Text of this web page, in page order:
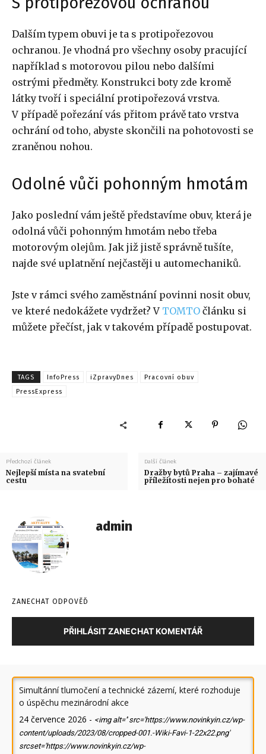
Dalším typem obuvi je ta s protipořezovou
ochranou. Je vhodná pro všechny osoby pracující
například s motorovou pilou nebo dalšími
ostrými předměty. Konstrukci boty zde kromě
látky tvoří i speciální protipořezová vrstva.
V případě pořezání vás přitom právě tato vrstva
ochrání od toho, abyste skončili na pohotovosti se
zraněnou nohou.
Odolné vůči pohonným hmotám
Jako poslední vám ještě představíme obuv, která je
odolná vůči pohonným hmotám nebo třeba
motorovým olejům. Jak již jistě správně tušíte,
najde své uplatnění nejčastěji u automechaniků.
Jste v rámci svého zaměstnání povinni nosit obuv,
ve které nedokážete vydržet? V TOMTO článku si
můžete přečíst, jak v takovém případě postupovat.
TAGS InfoPress iZpravyDnes
Pracovní obuv
PressExpress
Předchozí článek
Nejlepší místa na svatební
cestu
Další článek
Dražby bytů Praha – zajímavé
příležitosti nejen pro bohaté
admin
ZANECHAT ODPOVĚĎ
PŘIHLÁSIT ZANECHAT KOMENTÁŘ
Simultánní tlumočení a technické zázemí, které rozhoduje
o úspěchu mezinárodní akce
24 července 2026 - <img alt='' src='https://www.novinkyin.cz/wp-
content/uploads/2023/08/cropped-001.-Wiki-Favi-1-22x22.png'
srcset='https://www.novinkyin.cz/wp-